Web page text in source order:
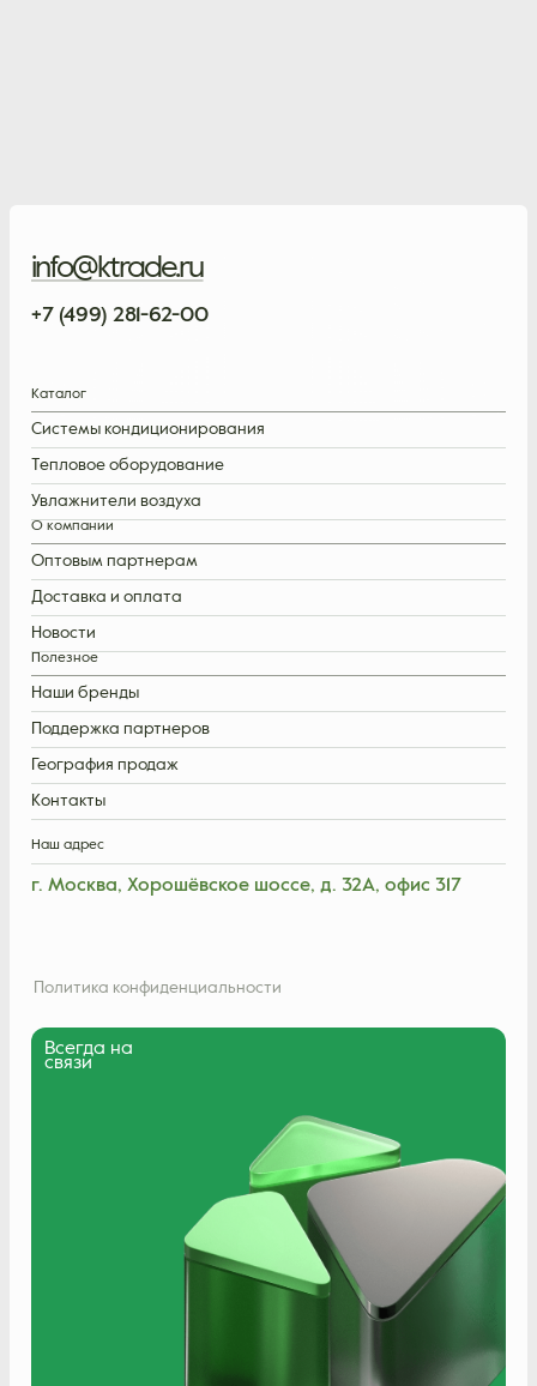
info@ktrade.ru
+7 (499) 281-62-00
Каталог
Системы кондиционирования
Тепловое оборудование
Увлажнители воздуха
О компании
Оптовым партнерам
Доставка и оплата
Новости
Полезное
Наши бренды
Поддержка партнеров
География продаж
Контакты
Политика конфиденциальности
Наш адрес
г. Москва, Хорошёвское шоссе, д. 32А, офис 317
Всегда на
связи